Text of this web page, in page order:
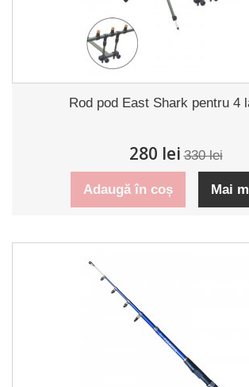
Rod pod East Shark pentru 4
280 lei 330 lei
Adaugă în coș Mai